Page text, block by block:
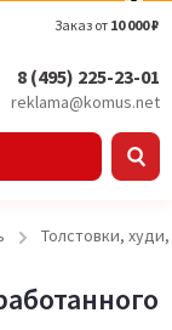
Заказ от 10 000 ₽
8 (495) 225-23-01
reklama@komus.net
Толстовки,